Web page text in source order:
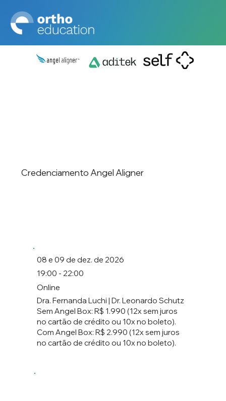
Credenciamento Angel Aligner
08 e 09 de dez. de 2026
19:00 - 22:00
Online
Dra. Fernanda Luchi | Dr. Leonardo Schutz
Sem Angel Box: R$ 1.990 (12x sem juros
no cartão de crédito ou 10x no boleto).
Com Angel Box: R$ 2.990 (12x sem juros
no cartão de crédito ou 10x no boleto).